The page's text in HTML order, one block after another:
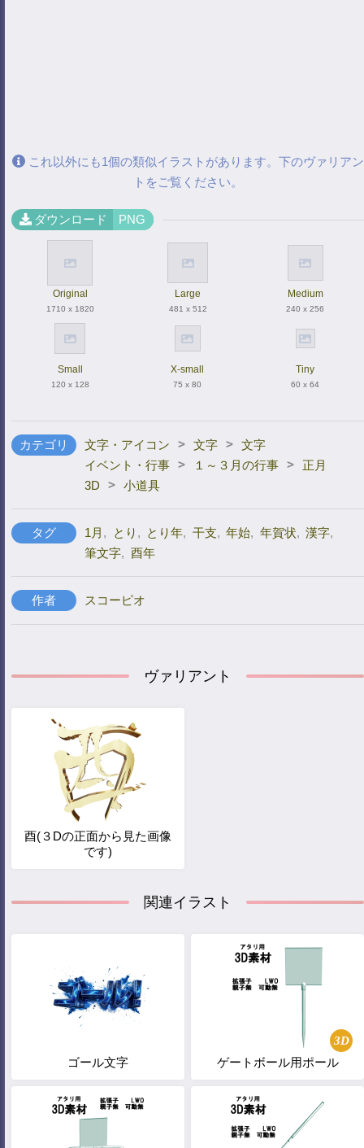
これ以外にも1個の類似イラストがあります。下のヴァリアン
トをご覧ください。
ダウンロード PNG
Original
1710 x 1820
Large
481 x 512
Medium
240 x 256
Small
120 x 128
X-small
75 x 80
Tiny
60 x 64
カテゴリ 文字・アイコン > 文字 > 文字
イベント・行事 > １～３月の行事 >
正月
3D
> 小道具
タグ 1月 , とり , とり年, 干支, 年始, 年賀状, 漢字,
筆文字, 酉年
作者 スコーピオ
ヴァリアント
酉(３Dの正面から見た画像
です)
関連イラスト
ゴール文字
3D
ゲートボール用ポール